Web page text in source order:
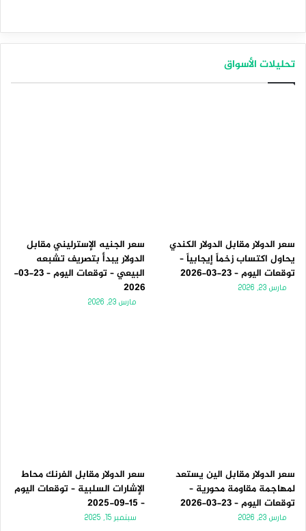
تحليلات الأسواق
سعر الدولار مقابل الدولار الكندي
يحاول اكتساب زخماً إيجابياً –
توقعات اليوم – 23-03-2026
مارس 23, 2026
سعر الجنيه الإسترليني مقابل
الدولار يبدأ بتصريف تشبعه
البيعي – توقعات اليوم – 23-03-
2026
مارس 23, 2026
سعر الدولار مقابل الين يستعد
لمهاجمة مقاومة محورية –
توقعات اليوم – 23-03-2026
مارس 23, 2026
سعر الدولار مقابل الفرنك محاط
الإشارات السلبية – توقعات اليوم
– 15-09-2025
سبتمبر 15, 2025